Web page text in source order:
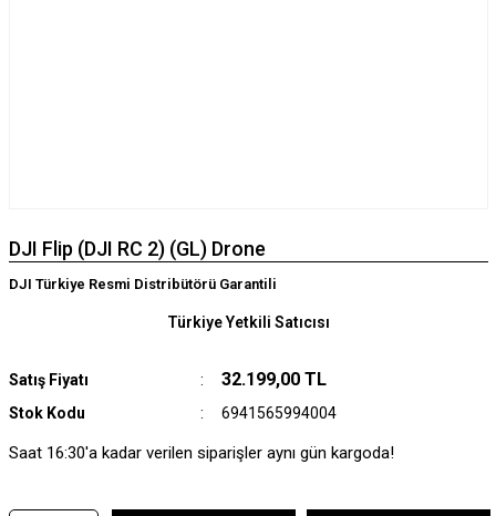
DJI Flip (DJI RC 2) (GL) Drone
DJI Türkiye Resmi Distribütörü Garantili
Satış Fiyatı 32.199,00 TL
Stok Kodu 6941565994004
Türkiye Yetkili Satıcısı
Saat 16:30'a kadar verilen siparişler aynı gün kargoda!